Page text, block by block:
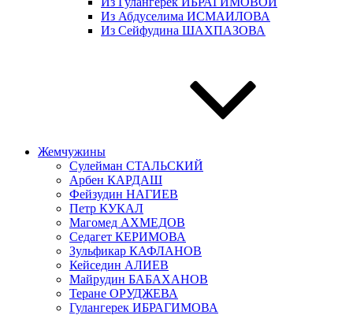
Из Абдуселима ИСМАИЛОВА
Из Сейфудина ШАХПАЗОВА
Жемчужины
Сулейман СТАЛЬСКИЙ
Арбен КАРДАШ
Фейзудин НАГИЕВ
Петр КУКАЛ
Магомед АХМЕДОВ
Седагет КЕРИМОВА
Зульфикар КАФЛАНОВ
Кейседин АЛИЕВ
Майрудин БАБАХАНОВ
Теране ОРУДЖЕВА
Гулангерек ИБРАГИМОВА